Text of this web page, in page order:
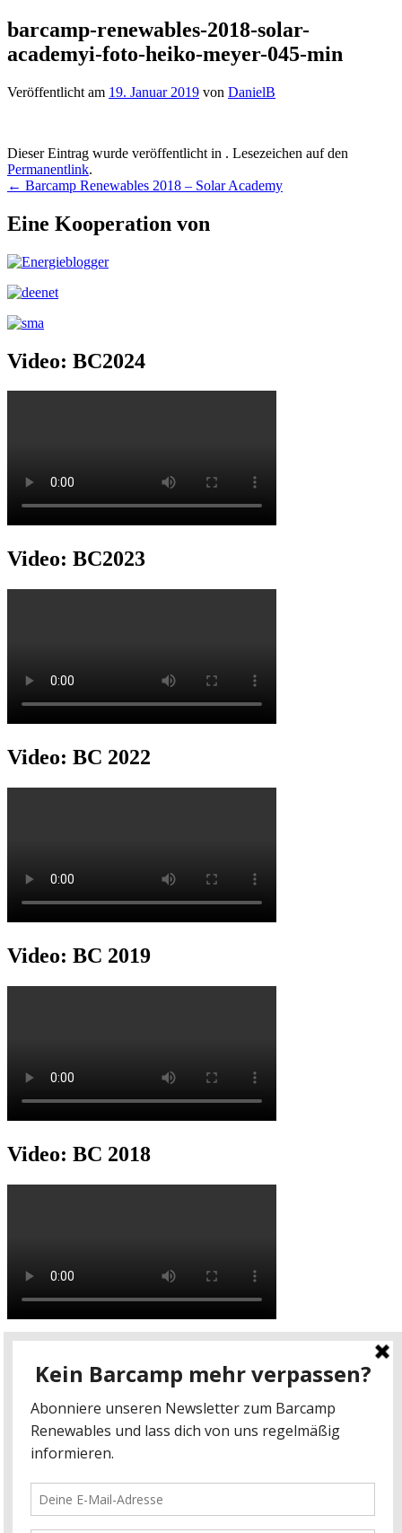
barcamp-renewables-2018-solar-
academyi-foto-heiko-meyer-045-min
Veröffentlicht am 19. Januar 2019 von DanielB
Dieser Eintrag wurde veröffentlicht in . Lesezeichen auf den
Permanentlink.
Beitragsnavigation
← Barcamp Renewables 2018 – Solar Academy
Eine Kooperation von
Video: BC2024
Video: BC2023
Video: BC 2022
Video: BC 2019
Video: BC 2018